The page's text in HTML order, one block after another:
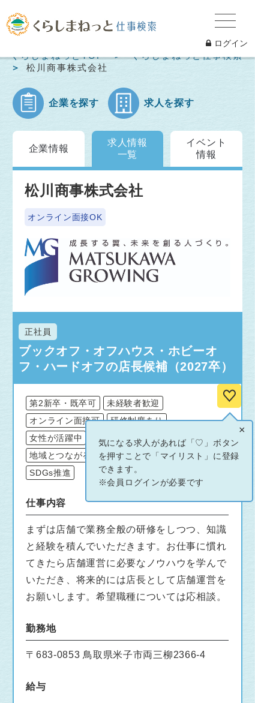
ログイン
くらしまねっとTOP
くらしまねっと仕事検索
松川商事株式会社
企業を探す 求人を探す
企業情報
求人情報
一覧
イベント
情報
松川商事株式会社
オンライン面接OK
正社員
ブックオフ・オフハウス・ホビーオ
フ・ハードオフの店長候補（2027卒）
第2新卒・既卒可
未経験者歓迎
オンライン面接可
研修制度あり
女性が活躍中
社長との距離が近い
地域とつながる
やりがいがすごい
SDGs推進
仕事内容
まずは店舗で業務全般の研修をしつつ、知識
と経験を積んでいただきます。お仕事に慣れ
てきたら店舗運営に必要なノウハウを学んで
いただき、将来的には店長として店舗運営を
お願いします。希望職種については応相談。
勤務地
〒683-0853 鳥取県米子市両三柳2366-4
給与
×
気になる求人があれば「♡」ボタン
を押すことで「マイリスト」に登録
できます。
※会員ログインが必要です